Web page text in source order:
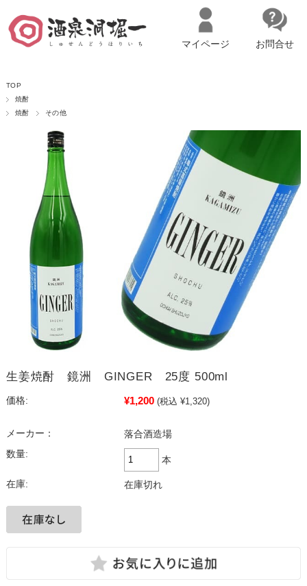
マイページ お問合せ
TOP
焼酎
焼酎
その他
生姜焼酎 鏡洲 GINGER 25度 500ml
価格: ¥1,200 (税込 ¥1,320)
メーカー：
落合酒造場
数量:
本
在庫: 在庫切れ